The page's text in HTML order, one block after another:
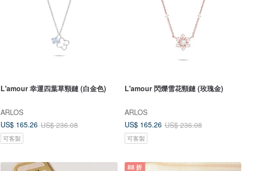
L'amour 幸運四葉草頸鏈 (白金色)
ARLOS
US$ 165.26 US$ 236.08
可客製
L'amour 閃爍雪花頸鏈 (玫瑰金)
ARLOS
US$ 165.26 US$ 236.08
可客製
88 折